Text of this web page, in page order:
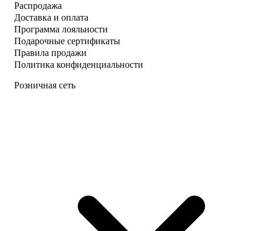
Распродажа
Доставка и оплата
Программа лояльности
Подарочные сертификаты
Правила продажи
Политика конфиденциальности
Розничная сеть